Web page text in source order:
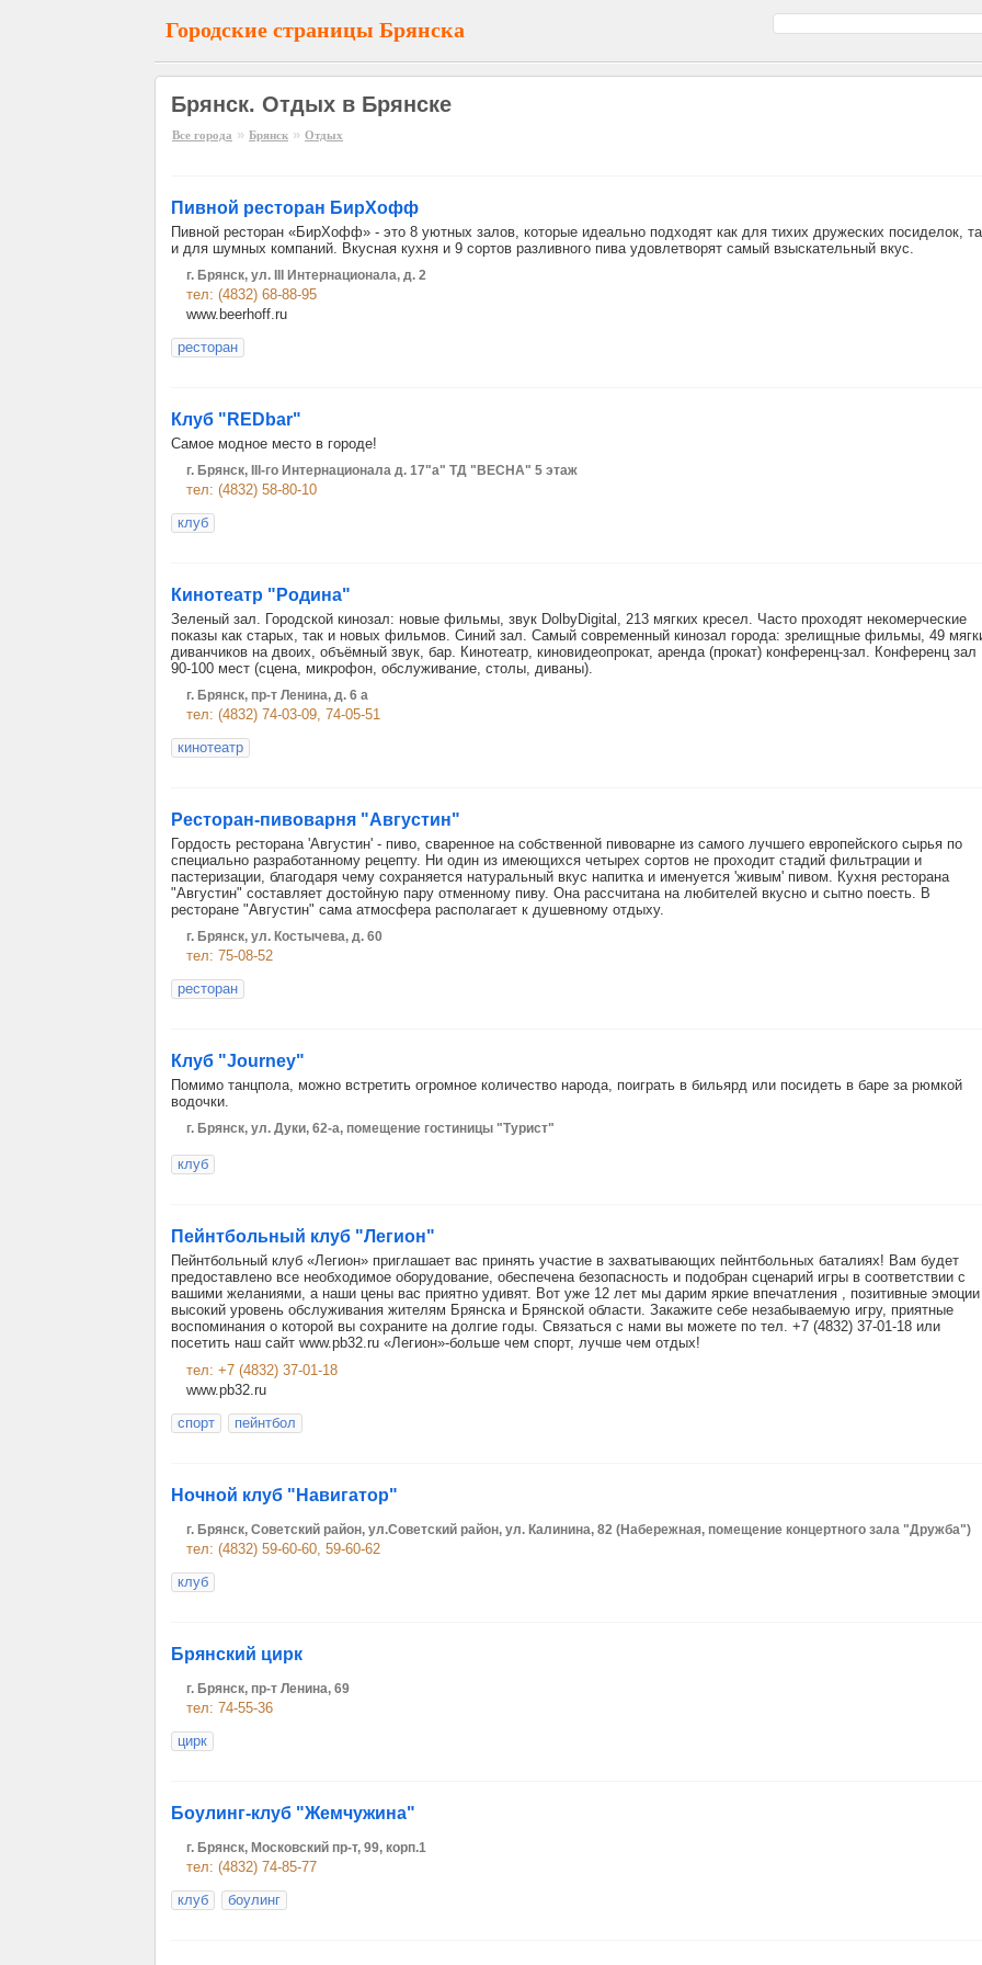
Городские страницы Брянска
Брянск. Отдых в Брянске
Все города » Брянск » Отдых
Пивной ресторан БирХофф
Пивной ресторан «БирХофф» - это 8 уютных залов, которые идеально подходят как для тихих дружеских посиделок,
и для шумных компаний. Вкусная кухня и 9 сортов разливного пива удовлетворят самый взыскательный вкус.
г. Брянск, ул. III Интернационала, д. 2
тел: (4832) 68-88-95
www.beerhoff.ru
ресторан
Клуб "REDbar"
Самое модное место в городе!
г. Брянск, III-го Интернационала д. 17"а" ТД "ВЕСНА" 5 этаж
тел: (4832) 58-80-10
клуб
Кинотеатр "Родина"
Зеленый зал. Городской кинозал: новые фильмы, звук DolbyDigital, 213 мягких кресел. Часто проходят некомерческие
показы как старых, так и новых фильмов. Синий зал. Самый современный кинозал города: зрелищные фильмы, 49
диванчиков на двоих, объёмный звук, бар. Кинотеатр, киновидеопрокат, аренда (прокат) конференц-зал. Конференц зал
90-100 мест (сцена, микрофон, обслуживание, столы, диваны).
г. Брянск, пр-т Ленина, д. 6 а
тел: (4832) 74-03-09, 74-05-51
кинотеатр
Ресторан-пивоварня "Августин"
Гордость ресторана 'Августин' - пиво, сваренное на собственной пивоварне из самого лучшего европейского сырья по
специально разработанному рецепту. Ни один из имеющихся четырех сортов не проходит стадий фильтрации и
пастеризации, благодаря чему сохраняется натуральный вкус напитка и именуется 'живым' пивом. Кухня ресторана
"Августин" составляет достойную пару отменному пиву. Она рассчитана на любителей вкусно и сытно поесть. В
ресторане "Августин" сама атмосфера располагает к душевному отдыху.
г. Брянск, ул. Костычева, д. 60
тел: 75-08-52
ресторан
Клуб "Journey"
Помимо танцпола, можно встретить огромное количество народа, поиграть в бильярд или посидеть в баре за рюмкой
водочки.
г. Брянск, ул. Дуки, 62-а, помещение гостиницы "Турист"
клуб
Пейнтбольный клуб "Легион"
Пейнтбольный клуб «Легион» приглашает вас принять участие в захватывающих пейнтбольных баталиях! Вам будет
предоставлено все необходимое оборудование, обеспечена безопасность и подобран сценарий игры в соответствии с
вашими желаниями, а наши цены вас приятно удивят. Вот уже 12 лет мы дарим яркие впечатления , позитивные
высокий уровень обслуживания жителям Брянска и Брянской области. Закажите себе незабываемую игру, приятные
воспоминания о которой вы сохраните на долгие годы. Связаться с нами вы можете по тел. +7 (4832) 37-01-18 или
посетить наш сайт www.pb32.ru «Легион»-больше чем спорт, лучше чем отдых!
тел: +7 (4832) 37-01-18
www.pb32.ru
спорт
пейнтбол
Ночной клуб "Навигатор"
г. Брянск, Советский район, ул.Советский район, ул. Калинина, 82 (Набережная, помещение концертного зала "Дружба")
тел: (4832) 59-60-60, 59-60-62
клуб
Брянский цирк
г. Брянск, пр-т Ленина, 69
тел: 74-55-36
цирк
Боулинг-клуб "Жемчужина"
г. Брянск, Московский пр-т, 99, корп.1
тел: (4832) 74-85-77
клуб
боулинг